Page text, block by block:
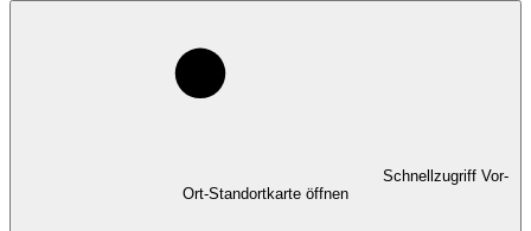
Schnellzugriff Vor-
Ort-Standortkarte öffnen